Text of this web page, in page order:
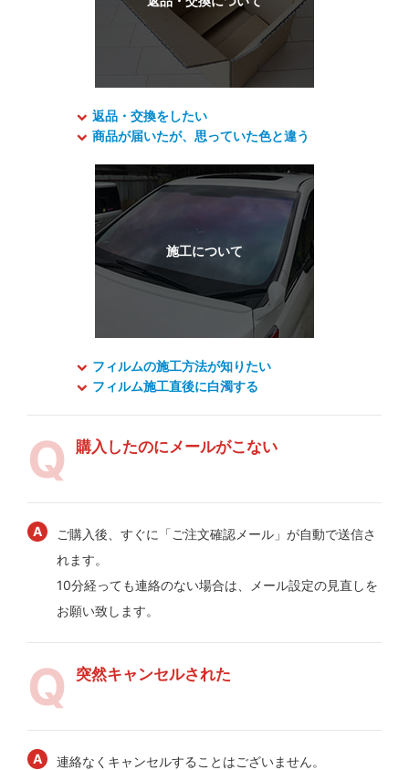
返品・交換をしたい
商品が届いたが、思っていた色と違う
フィルムの施工方法が知りたい
フィルム施工直後に白濁する
購入したのにメールがこない
ご購入後、すぐに「ご注文確認メール」が自動で送信さ
れます。
10分経っても連絡のない場合は、メール設定の見直しを
お願い致します。
突然キャンセルされた
連絡なくキャンセルすることはございません。